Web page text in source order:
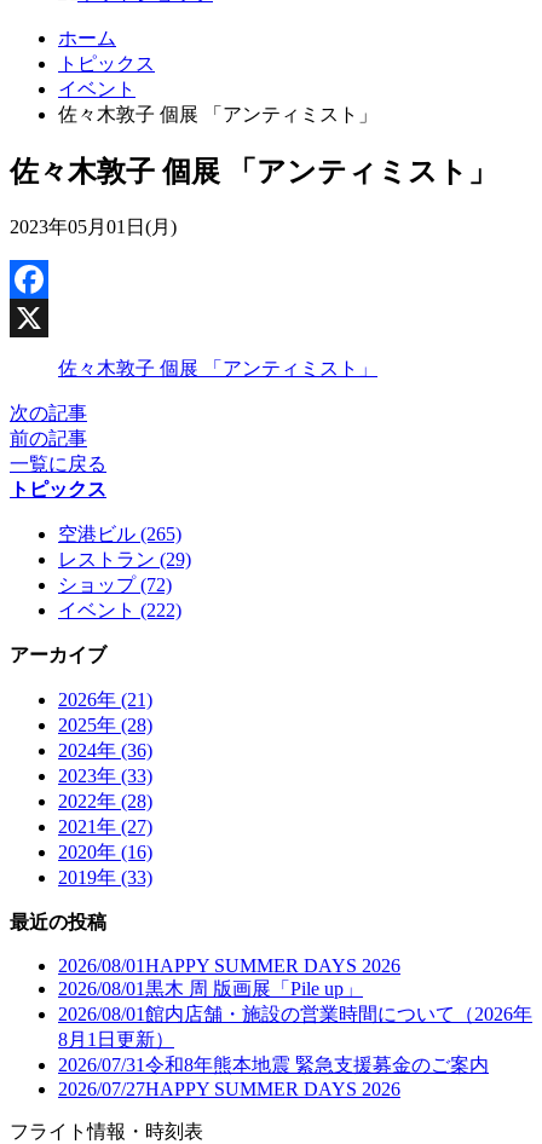
ホーム
トピックス
イベント
佐々木敦子 個展 「アンティミスト」
佐々木敦子 個展 「アンティミスト」
2023年05月01日(月)
Facebook
佐々木敦子 個展 「アンティミスト」
次の記事
前の記事
一覧に戻る
トピックス
空港ビル (265)
レストラン (29)
ショップ (72)
イベント (222)
アーカイブ
2026年 (21)
2025年 (28)
2024年 (36)
2023年 (33)
2022年 (28)
2021年 (27)
2020年 (16)
2019年 (33)
最近の投稿
2026/08/01HAPPY SUMMER DAYS 2026
2026/08/01黒木 周 版画展「Pile up」
2026/08/01館内店舗・施設の営業時間について（2026年
8月1日更新）
2026/07/31令和8年熊本地震 緊急支援募金のご案内
2026/07/27HAPPY SUMMER DAYS 2026
フライト情報・時刻表